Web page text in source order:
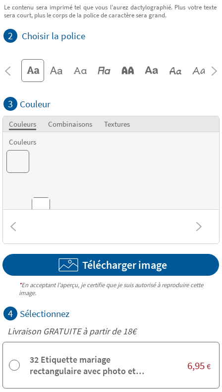
Le contenu sera imprimé tel que vous l'aurez dactylographié. Plus votre texte
sera court, plus le corps de la police de caractère sera grand.
2 Choisir la police
3 Couleur
Couleurs Combinaisons
Textures
Couleurs
Combinaisons
Textures
Télécharger image
*En acceptant l'aperçu, je certifie que je suis autorisé à reproduire cette
image.
4 Sélectionnez
Livraison GRATUITE à partir de18€
32 Etiquette mariage
rectangulaire avec photo et
6,95 €